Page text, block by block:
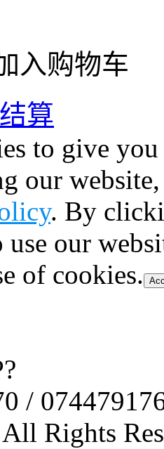
入购物车
算
to give
our
. By
our
of cookies.
/
Rights